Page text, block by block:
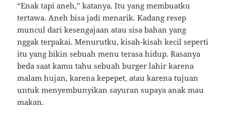
“Enak tapi aneh,” katanya. Itu yang membuatku
tertawa. Aneh bisa jadi menarik. Kadang resep
muncul dari kesengajaan atau sisa bahan yang
nggak terpakai. Menurutku, kisah-kisah kecil seperti
itu yang bikin sebuah menu terasa hidup. Rasanya
beda saat kamu tahu sebuah burger lahir karena
malam hujan, karena kepepet, atau karena tujuan
untuk menyembunyikan sayuran supaya anak mau
makan.